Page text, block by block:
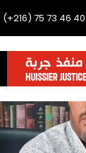
(+216) 75 73 46 40